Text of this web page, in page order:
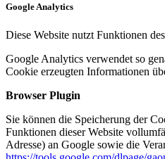
Google Analytics
Diese Website nutzt Funktionen
Google Analytics verwendet so
Cookie erzeugten Informationen
Browser Plugin
Sie können die Speicherung der
Funktionen dieser Website
Adresse) an Google sowie die